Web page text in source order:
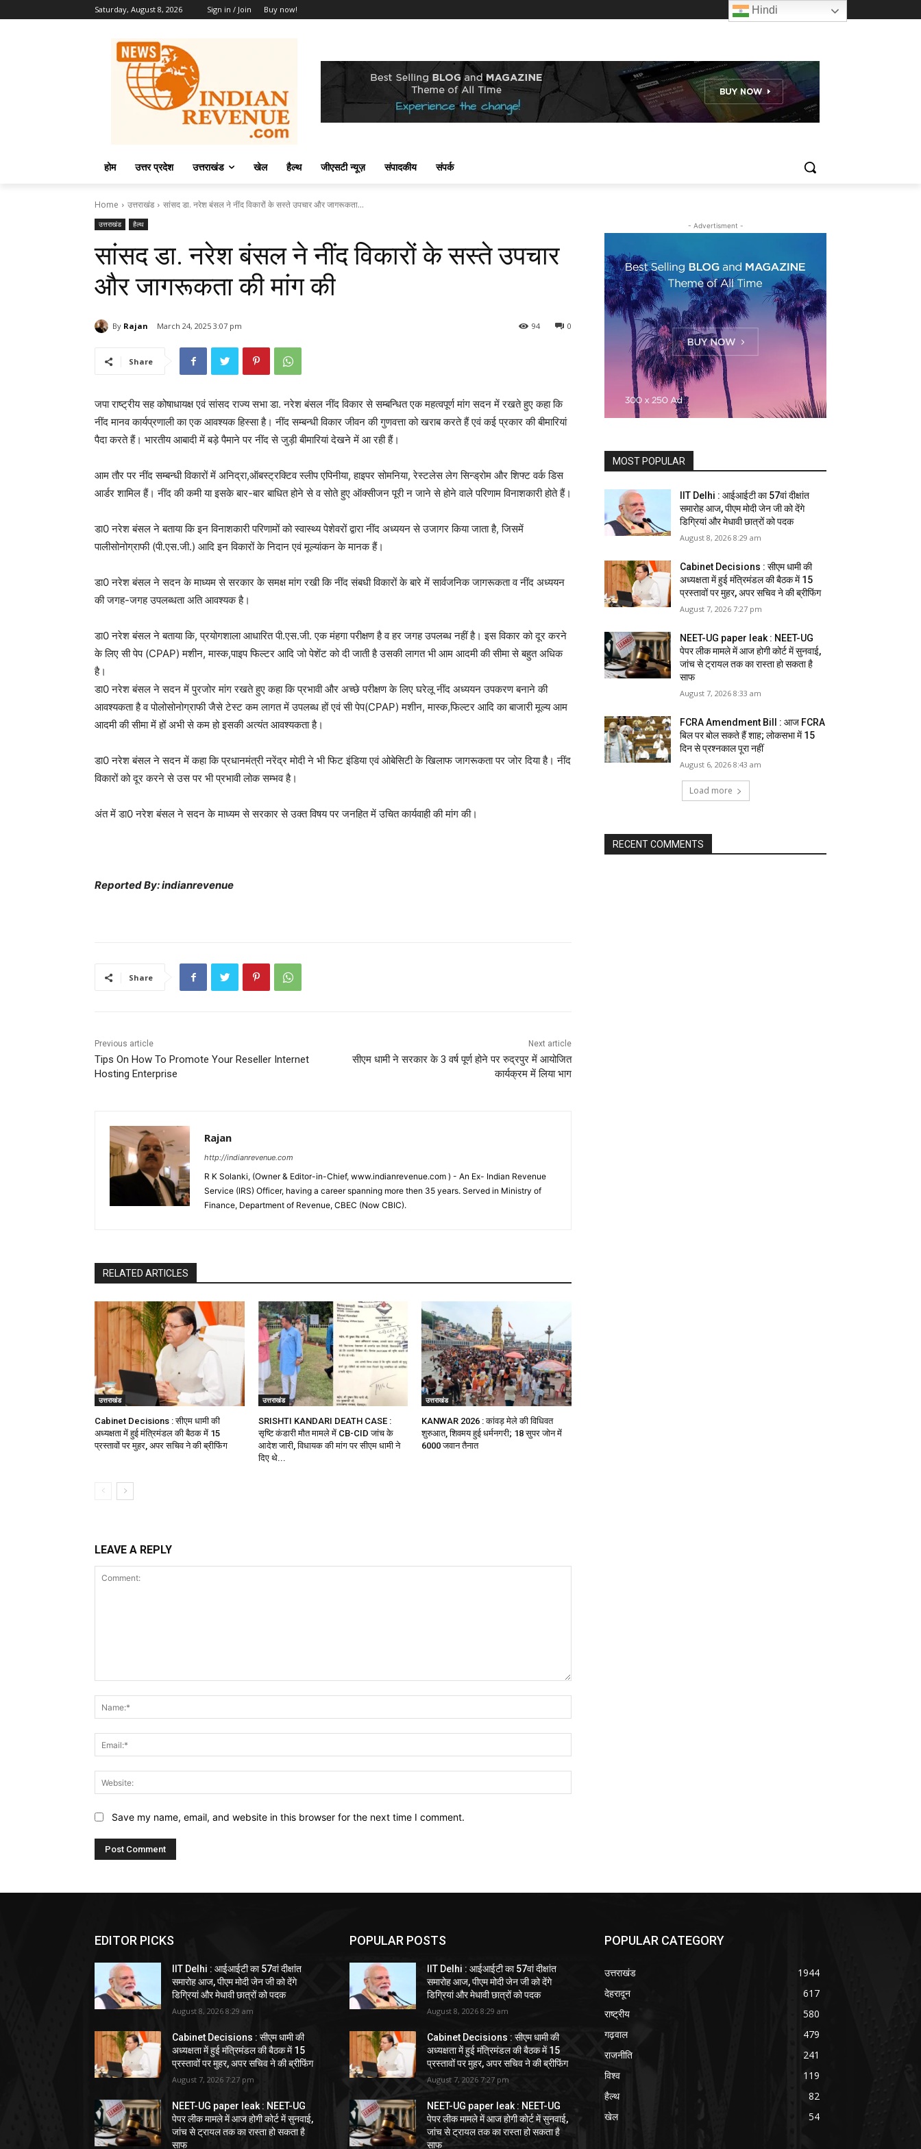
Saturday, August 8, 2026 Sign in / Join Buy now!
होम उत्तर प्रदेश उत्तराखंड खेल हैल्थ जीएसटी न्यूज़ संपादकीय संपर्क
Home उत्तराखंड सांसद डा. नरेश बंसल ने नींद विकारों के सस्ते उपचार और जागरूकता...
उत्तराखंड हैल्थ
सांसद डा. नरेश बंसल ने नींद विकारों के सस्ते उपचार
और जागरूकता की मांग की
By Rajan March 24, 2025 3:07 pm 0
94
Share
जपा राष्ट्रीय सह कोषाधायक्ष एवं सांसद राज्य सभा डा. नरेश बंसल नींद विकार से सम्बन्धित एक महत्वपूर्ण मांग सदन में रखते हुए कहा कि
नींद मानव कार्यप्रणाली का एक आवश्यक हिस्सा है। नींद सम्बन्धी विकार जीवन की गुणवत्ता को खराब करते हैं एवं कई प्रकार की बीमारियां
पैदा करते हैं। भारतीय आबादी में बड़े पैमाने पर नींद से जुड़ी बीमारियां देखने में आ रही हैं।
आम तौर पर नींद सम्बन्धी विकारों में अनिद्रा,ऑबस्ट्रक्टिव स्लीप एपिनीया, हाइपर सोमनिया, रेस्टलेस लेग सिन्ड्रोम और शिफ्ट वर्क डिस
आर्डर शामिल हैं। नींद की कमी या इसके बार-बार बाधित होने से व सोते हुए ऑक्सीजन पूरी न जाने से होने वाले परिणाम विनाशकारी होते हैं।
डा0 नरेश बंसल ने बताया कि इन विनाशकारी परिणामों को स्वास्थ्य पेशेवरों द्वारा नींद अध्ययन से उजागर किया जाता है, जिसमें
पालीसोनोग्राफी (पी.एस.जी.) आदि इन विकारों के निदान एवं मूल्यांकन के मानक हैं।
डा0 नरेश बंसल ने सदन के माध्यम से सरकार के समक्ष मांग रखी कि नींद संबधी विकारों के बारे में सार्वजनिक जागरूकता व नींद अध्ययन
की जगह-जगह उपलब्धता अति आवश्यक है।
डा0 नरेश बंसल ने बताया कि, प्रयोगशाला आधारित पी.एस.जी. एक मंहगा परीक्षण है व हर जगह उपलब्ध नहीं है। इस विकार को दूर करने
के लिए सी पेप (CPAP) मशीन, मास्क,पाइप फिल्टर आदि जो पेशेंट को दी जाती है उसकी लागत भी आम आदमी की सीमा से बहुत अधिक
है।
डा0 नरेश बंसल ने सदन में पुरजोर मांग रखते हुए कहा कि प्रभावी और अच्छे परीक्षण के लिए घरेलू नींद अध्ययन उपकरण बनाने की
आवश्यकता है व पोलोसोनोग्राफी जैसे टेस्ट कम लागत में उपलब्ध हों एवं सी पेप(CPAP) मशीन, मास्क,फिल्टर आदि का बाजारी मूल्य आम
आदमी की सीमा में हों अभी से कम हो इसकी अत्यंत आवश्यकता है।
डा0 नरेश बंसल ने सदन में कहा कि प्रधानमंत्री नरेंद्र मोदी ने भी फिट इंडिया एवं ओबेसिटी के खिलाफ जागरूकता पर जोर दिया है। नींद
विकारों को दूर करने से उस पर भी प्रभावी लोक सम्भव है।
अंत में डा0 नरेश बंसल ने सदन के माध्यम से सरकार से उक्त विषय पर जनहित में उचित कार्यवाही की मांग की।
Reported By: indianrevenue
Share
Previous article
Tips On How To Promote Your Reseller Internet
Hosting Enterprise
Next article
सीएम धामी ने सरकार के 3 वर्ष पूर्ण होने पर रुद्रपुर में आयोजित
कार्यक्रम में लिया भाग
Rajan
http://indianrevenue.com
R K Solanki, (Owner & Editor-in-Chief, www.indianrevenue.com ) - An Ex- Indian Revenue
Service (IRS) Officer, having a career spanning more then 35 years. Served in Ministry of
Finance, Department of Revenue, CBEC (Now CBIC).
RELATED ARTICLES
उत्तराखंड
Cabinet Decisions : सीएम धामी की
अध्यक्षता में हुई मंत्रिमंडल की बैठक में 15
प्रस्तावों पर मुहर, अपर सचिव ने की ब्रीफिंग
उत्तराखंड
SRISHTI KANDARI DEATH CASE :
सृष्टि कंडारी मौत मामले में CB-CID जांच के
आदेश जारी, विधायक की मांग पर सीएम धामी ने
दिए थे...
उत्तराखंड
KANWAR 2026 : कांवड़ मेले की विधिवत
शुरुआत, शिवमय हुई धर्मनगरी; 18 सुपर जोन में
6000 जवान तैनात
LEAVE A REPLY
Save my name, email, and website in this browser for the next time I comment.
- Advertisment -
MOST POPULAR
IIT Delhi : आईआईटी का 57वां दीक्षांत
समारोह आज, पीएम मोदी जेन जी को देंगे
डिग्रियां और मेधावी छात्रों को पदक
August 8, 2026 8:29 am
Cabinet Decisions : सीएम धामी की
अध्यक्षता में हुई मंत्रिमंडल की बैठक में 15
प्रस्तावों पर मुहर, अपर सचिव ने की ब्रीफिंग
August 7, 2026 7:27 pm
NEET-UG paper leak : NEET-UG
पेपर लीक मामले में आज होगी कोर्ट में सुनवाई,
जांच से ट्रायल तक का रास्ता हो सकता है
साफ
August 7, 2026 8:33 am
FCRA Amendment Bill : आज FCRA
बिल पर बोल सकते हैं शाह; लोकसभा में 15
दिन से प्रश्नकाल पूरा नहीं
August 6, 2026 8:43 am
Load more
RECENT COMMENTS
EDITOR PICKS
IIT Delhi : आईआईटी का 57वां दीक्षांत
समारोह आज, पीएम मोदी जेन जी को देंगे
डिग्रियां और मेधावी छात्रों को पदक
August 8, 2026 8:29 am
Cabinet Decisions : सीएम धामी की
अध्यक्षता में हुई मंत्रिमंडल की बैठक में 15
प्रस्तावों पर मुहर, अपर सचिव ने की ब्रीफिंग
August 7, 2026 7:27 pm
NEET-UG paper leak : NEET-UG
पेपर लीक मामले में आज होगी कोर्ट में सुनवाई,
जांच से ट्रायल तक का रास्ता हो सकता है
साफ
POPULAR POSTS
IIT Delhi : आईआईटी का 57वां दीक्षांत
समारोह आज, पीएम मोदी जेन जी को देंगे
डिग्रियां और मेधावी छात्रों को पदक
August 8, 2026 8:29 am
Cabinet Decisions : सीएम धामी की
अध्यक्षता में हुई मंत्रिमंडल की बैठक में 15
प्रस्तावों पर मुहर, अपर सचिव ने की ब्रीफिंग
August 7, 2026 7:27 pm
NEET-UG paper leak : NEET-UG
पेपर लीक मामले में आज होगी कोर्ट में सुनवाई,
जांच से ट्रायल तक का रास्ता हो सकता है
साफ
POPULAR CATEGORY
उत्तराखंड
1944
देहरादून
617
राष्ट्रीय
580
गढ़वाल
479
राजनीति
241
विश्व
119
हैल्थ
82
खेल
54
Hindi